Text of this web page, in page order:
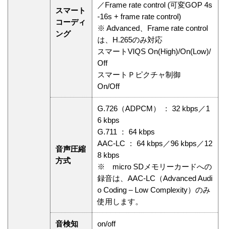
スマート
コーディ
ング
／Frame rate control (可変GOP 4s
-16s + frame rate control)
※ Advanced、Frame rate control
は、H.265のみ対応
スマートVIQS On(High)/On(Low)/
Off
スマートＰピクチャ制御
On/Off
音声圧縮
方式
G.726（ADPCM） ： 32 kbps／1
6 kbps
G.711 ： 64 kbps
AAC-LC ： 64 kbps／96 kbps／12
8 kbps
※ micro SDメモリーカードへの
録音は、AAC-LC（Advanced Audi
o Coding – Low Complexity）のみ
使用します。
音検知 on/off